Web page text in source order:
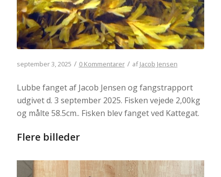
september 3, 2025 / 0 Kommentarer / afJacob Jensen
Lubbe fanget af Jacob Jensen og fangstrapport
udgivet d. 3 september 2025. Fisken vejede 2,00kg
og målte 58.5cm.. Fisken blev fanget ved Kattegat.
Flere billeder